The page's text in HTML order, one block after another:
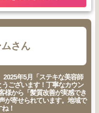
さん
2025年5月「ステキな美容師
ございます！丁寧なカウン
様から「髪質改善が実感でき
が寄せられています。地域で
！